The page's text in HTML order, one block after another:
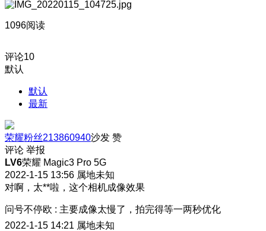
1096阅读
评论10
默认
默认
最新
荣耀粉丝213860940沙发 赞
评论 举报
LV6荣耀 Magic3 Pro 5G
2022-1-15 13:56 属地未知
对啊，太**啦，这个相机成像效果
问号不停欧 : 主要成像太慢了，拍完得等一两秒优化
2022-1-15 14:21 属地未知